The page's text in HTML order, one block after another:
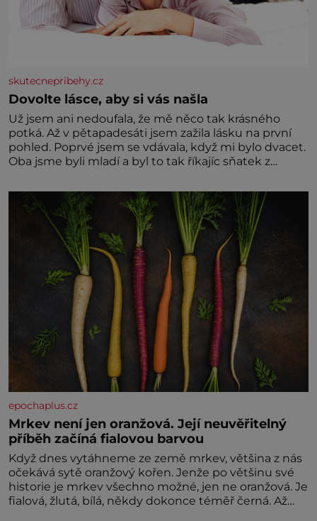
skutecnepribehy.cz
Dovolte lásce, aby si vás našla
Už jsem ani nedoufala, že mě něco tak krásného
potká. Až v pětapadesáti jsem zažila lásku na první
pohled. Poprvé jsem se vdávala, když mi bylo dvacet.
Oba jsme byli mladí a byl to tak říkajíc sňatek z
zaopatřený mladý muž. Manželství nám oběma moc
nesvědčilo, brzy jsme zjistili, že
epochaplus.cz
Mrkev není jen oranžová. Její neuvěřitelný
příběh začíná fialovou barvou
Když dnes vytáhneme ze země mrkev, většina z nás
očekává sytě oranžový kořen. Jenže po většinu své
historie je mrkev všechno možné, jen ne oranžová. Je
fialová, žlutá, bílá, někdy dokonce téměř černá. Až